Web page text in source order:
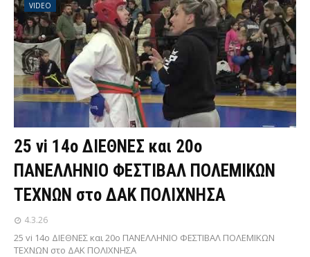
VIDEO
25 vi 14ο ΔΙΕΘΝΕΣ και 20ο
ΠΑΝΕΛΛΗΝΙΟ ΦΕΣΤΙΒΑΛ ΠΟΛΕΜΙΚΩΝ
ΤΕΧΝΩΝ στο ΔΑΚ ΠΟΛΙΧΝΗΣΑ
4.3.26
25 vi 14ο ΔΙΕΘΝΕΣ και 20ο ΠΑΝΕΛΛΗΝΙΟ ΦΕΣΤΙΒΑΛ ΠΟΛΕΜΙΚΩΝ
ΤΕΧΝΩΝ στο ΔΑΚ ΠΟΛΙΧΝΗΣΑ